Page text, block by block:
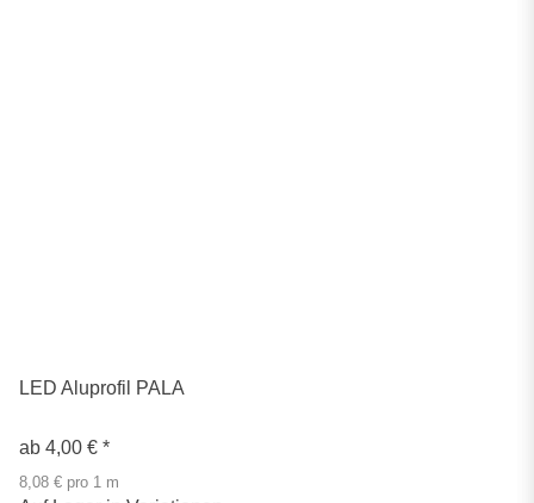
LED Aluprofil PALA
ab 4,00 € *
8,08 € pro 1 m